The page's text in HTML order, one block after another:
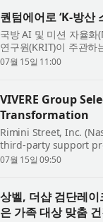
퀀텀에어로 ‘K-방
국방 AI 및 미션 자율
연구원(KRIT)이 주관하
밝혔다. K-방산 스타트
07월 15일 11:00
VIVERE Group
Transformation
Rimini Street, Inc.
third-party support
leading Indonesian
07월 15일 09:50
상벨, 더샵 검단레
은 가족 대상 맞춤